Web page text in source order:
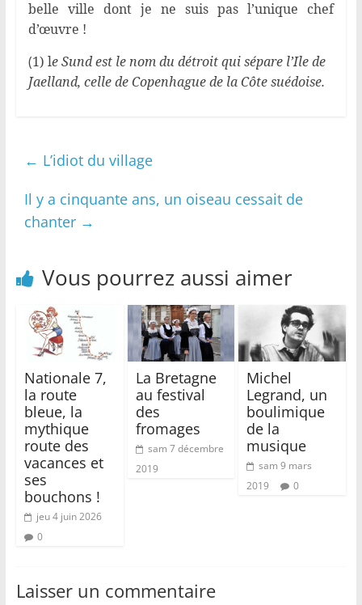
belle ville dont je ne suis pas l’unique chef
d’œuvre !
(1) le Sund est le nom du détroit qui sépare l’Ile de
Jaelland, celle de Copenhague de la Côte suédoise.
← L’idiot du village
Il y a cinquante ans, un oiseau cessait de
chanter →
Vous pourrez aussi aimer
Nationale 7,
la route
bleue, la
mythique
route des
vacances et
ses
bouchons !
jeu 4 juin 2026
0
La Bretagne
au festival
des
fromages
sam 7 décembre
2019
Michel
Legrand, un
boulimique
de la
musique
sam 9 mars
2019
0
Laisser un commentaire